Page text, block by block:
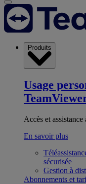
Produits
Usage
Accès et assistance
En savoir plus
sécurisée
Gestion à
Abonnements et